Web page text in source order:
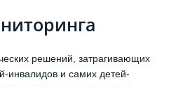
решений, затрагивающих
инвалидов и самих детей-